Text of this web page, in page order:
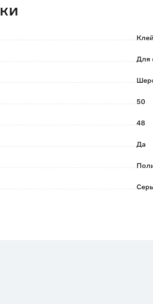
пленочных покрытий;
Для
50
48
Да